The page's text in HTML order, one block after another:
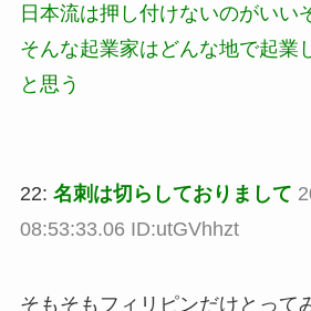
日本流は押し付けないのがいい
そんな起業家はどんな地で起業
と思う
22: 名刺は切らしておりまして
08:53:33.06 ID:utGVhhzt
そもそもフィリピンだけとって